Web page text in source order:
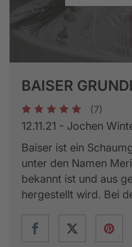
BAISER
1 2 3 4 5 (7)
12.11.21 - Jochen
Baiser ist ein
unter den Namen
bekannt ist und aus
hergestellt wird. Bei